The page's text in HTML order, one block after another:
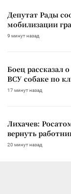
Депутат Рады
мобилизации
9 минут назад
Боец рассказал
ВСУ собаке по
17 минут назад
Лихачев:
вернуть
20 минут назад